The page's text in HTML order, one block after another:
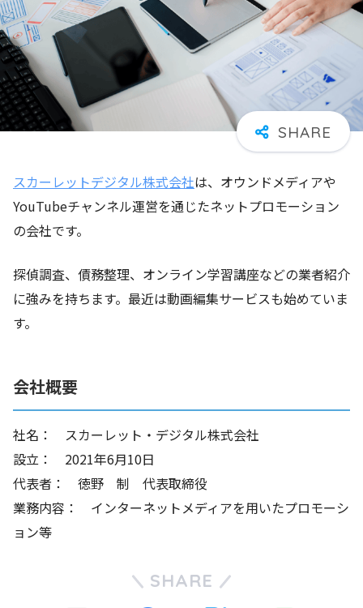
スカーレットデジタル株式会社は、オウンドメディアや
YouTubeチャンネル運営を通じたネットプロモーション
の会社です。
探偵調査、債務整理、オンライン学習講座などの業者紹介
に強みを持ちます。最近は動画編集サービスも始めていま
す。
会社概要
社名： スカーレット・デジタル株式会社
設立： 2021年6月10日
代表者： 徳野 制 代表取締役
業務内容： インターネットメディアを用いたプロモーシ
ョン等
SHARE